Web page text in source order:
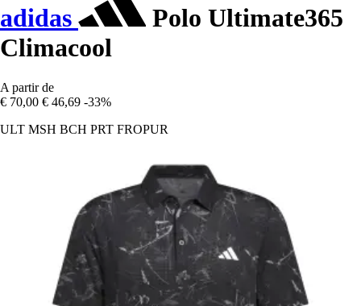
adidas
Polo Ultimate365
Climacool
A partir de
€ 70,00 € 46,69 -33%
ULT MSH BCH PRT FROPUR